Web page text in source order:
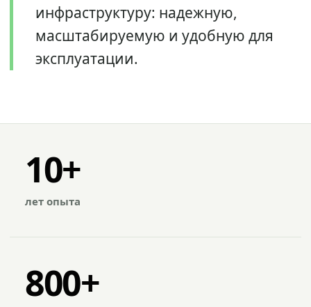
инфраструктуру: надежную,
масштабируемую и удобную для
эксплуатации.
10+
лет опыта
800+